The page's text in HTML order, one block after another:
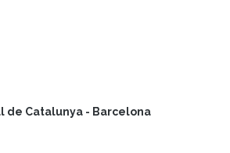
de Catalunya - Barcelona